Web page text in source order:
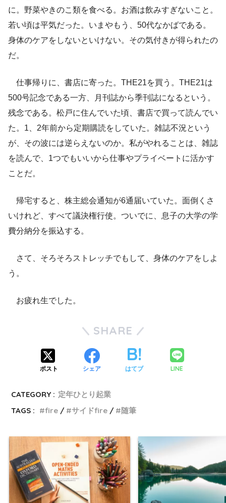
に。野菜やきのこ類を食べる。お酒は飲みすぎないこと。
若い頃は平気だった。いまやもう、50代なかばである。
身体のケアをしないといけない。その気付きが得られたの
だ。
仕事帰りに、書店に寄った。THE21を買う。THE21は
500号記念である一方、月刊誌から季刊誌になるという。
残念である。松戸に住んでいた頃、書店で買って読んでい
た。1、2年前から定期購読をしていた。雑誌不況という
が、その波には逆らえないのか。私がやれることは、雑誌
を読んで、1つでもいいから仕事やプライベートに活かす
ことだ。
帰宅すると、株主総会通知が6通届いていた。面倒くさ
いけれど、すべて議決権行使。ついでに、息子の大学の学
費分納分を振込する。
さて、そろそろストレッチでもして、身体のケアをしよ
う。
お疲れ生でした。
SHARE
ポスト シェア はてブ LINE
CATEGORY : 定年ひとり起業
TAGS :
fire サイドfire 随筆